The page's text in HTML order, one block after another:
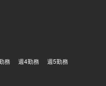
務 週4勤務 週5勤務